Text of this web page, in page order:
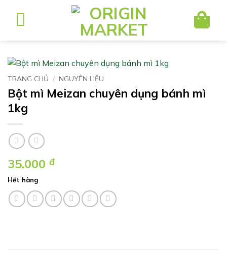
dung
TRANG CHỦ / NGUYÊN LIỆU
Bột mì Meizan chuyên dụng bánh mì
1kg
35.000 đ
Hết hàng